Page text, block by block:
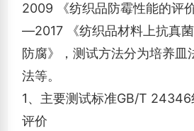
2009 《纺织品防霉性能的评
—2017 《纺织品材料上抗真
防腐》，测试方法分为培养皿
法等。 ‌
1、主要测试标准‌GB/T
评价